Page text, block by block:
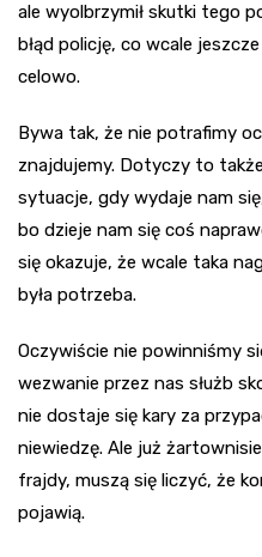
ale wyolbrzymił skutki tego
błąd policję, co wcale
celowo.
Bywa tak, że nie potrafimy
znajdujemy. Dotyczy to
sytuacje, gdy wydaje nam
bo dzieje nam się coś
się okazuje, że wcale taka
była potrzeba.
Oczywiście nie powinniśmy
wezwanie przez nas służb
nie dostaje się kary za
niewiedzę. Ale już
frajdy, muszą się liczyć, że
pojawią.